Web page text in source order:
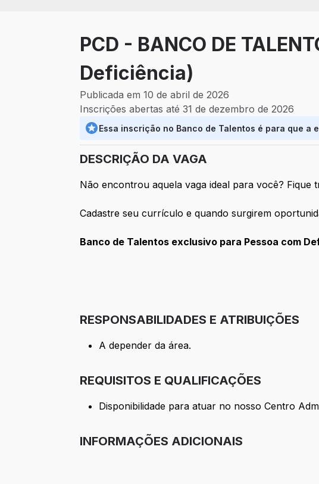
PCD - BANCO DE
Deficiência)
Publicada em 10 de abril de 2026
Inscrições abertas até 31 de dezembro de 2026
Essa inscrição no Banco de Talentos é para que
DESCRIÇÃO DA VAGA
Não encontrou aquela vaga ideal para você? Fique
Cadastre seu currículo e quando surgirem
Banco de Talentos exclusivo para Pessoa com
RESPONSABILIDADES E ATRIBUIÇÕES
A depender da área.
REQUISITOS E QUALIFICAÇÕES
Disponibilidade para atuar no nosso Centro
INFORMAÇÕES ADICIONAIS